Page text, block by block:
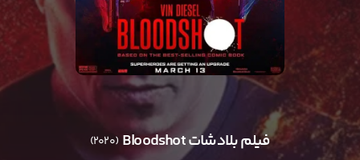
فيلم بلادشات Bloodshot (2020)